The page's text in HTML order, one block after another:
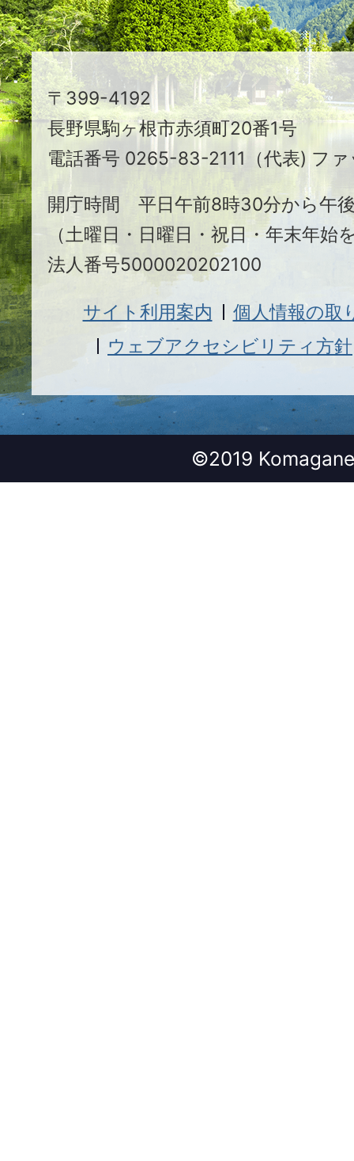
ま
ち
駒
ヶ
根
市
〒399-4192
長野県駒ヶ根市赤須町20番1号
電話番号 0265-83-2111（代表) フ
開庁時間 平日午前8時30分から午
（土曜日・日曜日・祝日・年末年始
法人番号5000020202100
サイト利用案内
個人情報の取
ウェブアクセシビリティ方針
©2019